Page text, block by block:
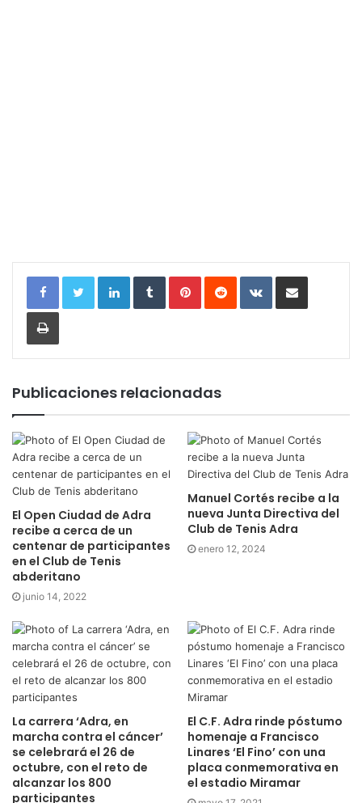
LinkedInTumblrPinterestReddit VKontakteCompartir por correo
Imprimir
Publicaciones relacionadas
El Open Ciudad de Adra
recibe a cerca de un
centenar de participantes
en el Club de Tenis
abderitano
junio 14, 2022
Manuel Cortés recibe a la
nueva Junta Directiva del
Club de Tenis Adra
enero 12, 2024
La carrera ‘Adra, en
marcha contra el cáncer’
se celebrará el 26 de
octubre, con el reto de
alcanzar los 800
participantes
El C.F. Adra rinde póstumo
homenaje a Francisco
Linares ‘El Fino’ con una
placa conmemorativa en
el estadio Miramar